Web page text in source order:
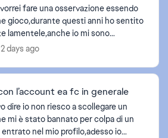
fare una osservazione essendo
gioco,durante questi anni ho sentito
lamentele,anche io mi sono
lodato a seconda del momento, tipo
2 days ago
l’account ea fc in generale
dire io non riesco a scollegare un
mi è stato bannato per colpa di un
nel mio profilo,adesso io